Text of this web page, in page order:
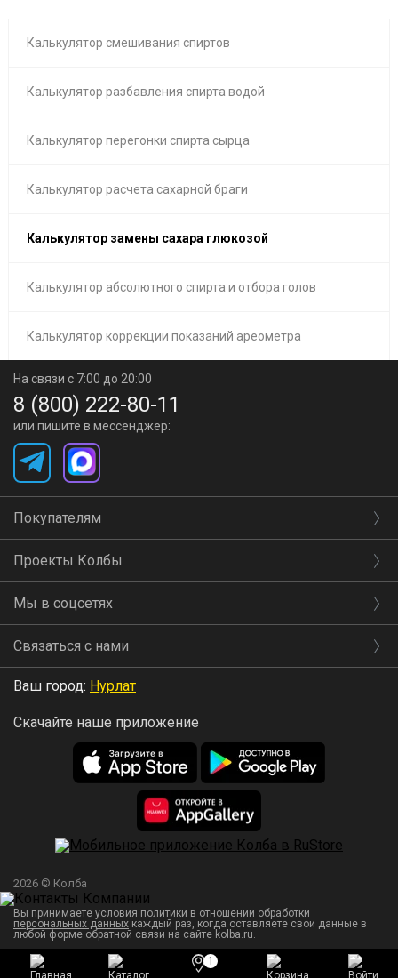
1
Калькулятор смешивания спиртов
Калькулятор разбавления спирта водой
Калькулятор перегонки спирта сырца
Калькулятор расчета сахарной браги
Калькулятор замены сахара глюкозой
Калькулятор абсолютного спирта и отбора голов
Калькулятор коррекции показаний ареометра
На связи с 7:00 до 20:00
8 (800) 222-80-11
или пишите в мессенджер:
Покупателям
Проекты Колбы
Мы в соцсетях
Связаться с нами
Ваш город: Нурлат
Скачайте наше приложение
2026 © Колба
Вы принимаете условия политики в отношении обработки
персональных данных каждый раз, когда оставляете свои данные в
любой форме обратной связи на сайте kolba.ru.